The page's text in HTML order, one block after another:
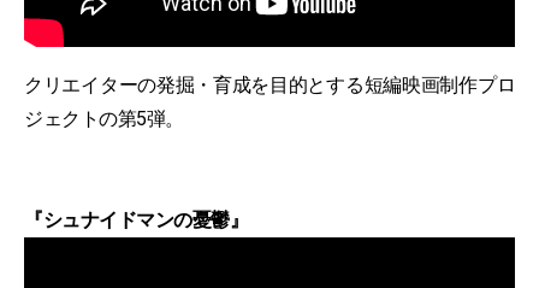
クリエイターの発掘・育成を目的とする短編映画制作プロ
ジェクトの第5弾。
『シュナイドマンの憂鬱』